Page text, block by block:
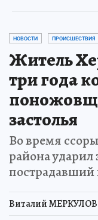
НОВОСТИ ПРОИСШЕСТВИЯ
Житель
три года
застолья
Во время
района
пострадавший
Виталий МЕРКУЛОВ